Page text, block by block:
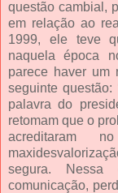
questão cambial,
em relação ao
1999, ele teve
naquela época
parece haver um
seguinte
palavra do
retomam que o
acreditaram
segura. Nessa
comunicação,